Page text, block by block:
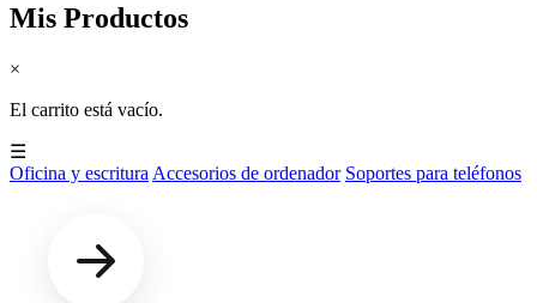
Mis Productos
×
El carrito está vacío.
☰
Oficina y escritura Accesorios de ordenador Soportes para teléfonos